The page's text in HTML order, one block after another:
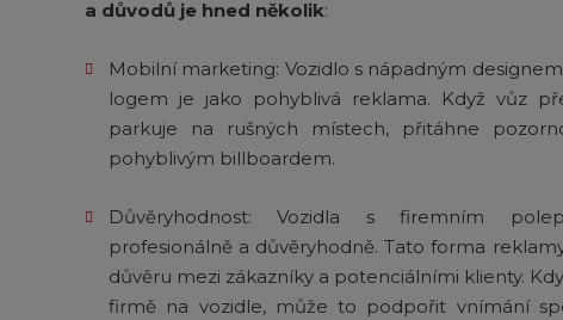
a důvodů je hned několik:
Mobilní marketing: Vozidlo s nápadným
logem je jako pohyblivá reklama. Když vůz
parkuje na rušných místech, přitáhne
pohyblivým billboardem.
Důvěryhodnost: Vozidla s firemním
profesionálně a důvěryhodně. Tato forma
důvěru mezi zákazníky a potenciálními klienty.
firmě na vozidle, může to podpořit vnímání